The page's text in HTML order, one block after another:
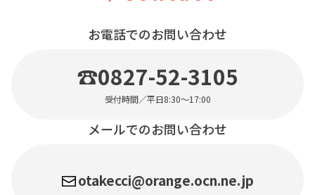
お電話でのお問い合わせ
☎0827-52-3105
受付時間／平日8:30〜17:00
メールでのお問い合わせ
otakecci@orange.ocn.ne.jp